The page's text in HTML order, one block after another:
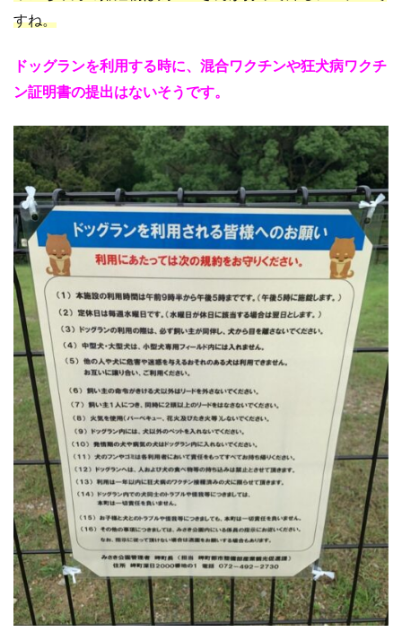
すね。
ドッグランを利用する時に、混合ワクチンや狂犬病ワクチ
ン証明書の提出はないそうです。